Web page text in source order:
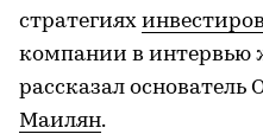
стратегиях
компании в интервью
рассказал основатель
Маилян.